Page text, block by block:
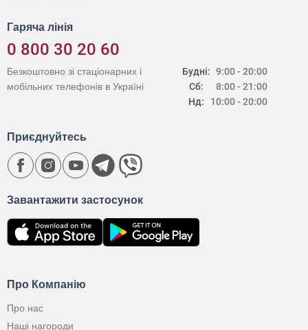
Гаряча лінія
0 800 30 20 60
Будні:
Сб:
Нд:
9:00 - 20:00
8:00 - 21:00
10:00 - 20:00
Безкоштовно зі стаціонарних і
мобільних телефонів в Україні
Про Компанію
Про нас
Наші нагороди
Завантажити застосунок
Приєднуйтесь